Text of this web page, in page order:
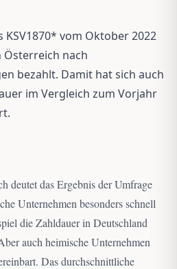
vom Oktober 2022
Österreich nach
bezahlt. Damit hat sich auch
im Vergleich zum Vorjahr
deutet das Ergebnis der Umfrage
Unternehmen besonders schnell
die Zahldauer in Deutschland
auch heimische Unternehmen
Das durchschnittliche